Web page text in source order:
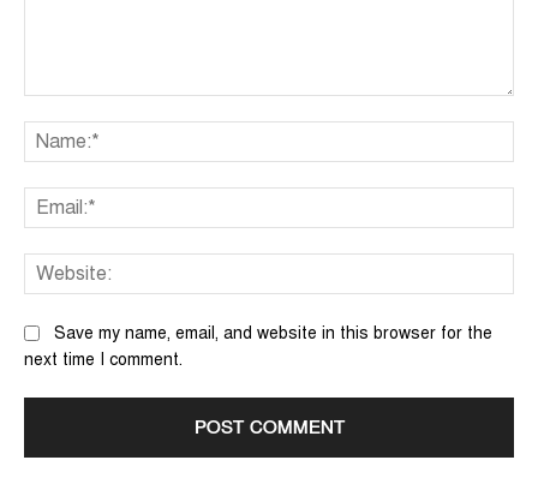
Save my name, email, and website in this browser for the
next time I comment.